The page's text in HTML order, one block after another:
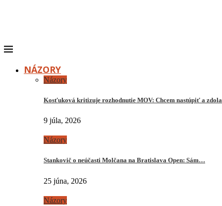
NÁZORY
Názory
Kosťuková kritizuje rozhodnutie MOV: Chcem nastúpiť a
9 júla, 2026
Názory
Stankovič o neúčasti Molčana na Bratislava Open: Sám…
25 júna, 2026
Názory